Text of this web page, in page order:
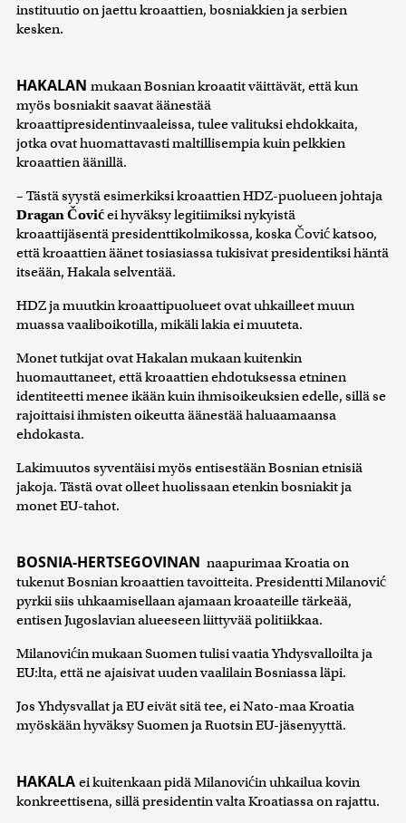
instituutio on jaettu kroaattien, bosniakkien ja serbien
kesken.
HAKALAN mukaan Bosnian kroaatit väittävät, että kun
myös bosniakit saavat äänestää
kroaattipresidentinvaaleissa, tulee valituksi ehdokkaita,
jotka ovat huomattavasti maltillisempia kuin pelkkien
kroaattien äänillä.
– Tästä syystä esimerkiksi kroaattien HDZ-puolueen johtaja
Dragan Čovićei hyväksy legitiimiksi nykyistä
kroaattijäsentä presidenttikolmikossa, koska Čović katsoo,
että kroaattien äänet tosiasiassa tukisivat presidentiksi häntä
itseään, Hakala selventää.
HDZ ja muutkin kroaattipuolueet ovat uhkailleet muun
muassa vaaliboikotilla, mikäli lakia ei muuteta.
Monet tutkijat ovat Hakalan mukaan kuitenkin
huomauttaneet, että kroaattien ehdotuksessa etninen
identiteetti menee ikään kuin ihmisoikeuksien edelle, sillä se
rajoittaisi ihmisten oikeutta äänestää haluaamaansa
ehdokasta.
Lakimuutos syventäisi myös entisestään Bosnian etnisiä
jakoja. Tästä ovat olleet huolissaan etenkin bosniakit ja
monet EU-tahot.
BOSNIA-HERTSEGOVINAN naapurimaa Kroatia on
tukenut Bosnian kroaattien tavoitteita. Presidentti Milanović
pyrkii siis uhkaamisellaan ajamaan kroaateille tärkeää,
entisen Jugoslavian alueeseen liittyvää politiikkaa.
Milanovićin mukaan Suomen tulisi vaatia Yhdysvalloilta ja
EU:lta, että ne ajaisivat uuden vaalilain Bosniassa läpi.
Jos Yhdysvallat ja EU eivät sitä tee, ei Nato-maa Kroatia
myöskään hyväksy Suomen ja Ruotsin EU-jäsenyyttä.
HAKALA ei kuitenkaan pidä Milanovićin uhkailua kovin
konkreettisena, sillä presidentin valta Kroatiassa on rajattu.